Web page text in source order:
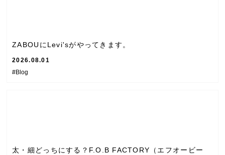
ZABOUにLevi'sがやってきます。
2026.08.01
#Blog
太・細どっちにする？F.O.B FACTORY（エフオービー